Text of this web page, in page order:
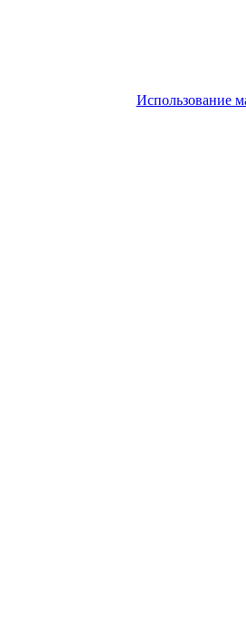
Использование